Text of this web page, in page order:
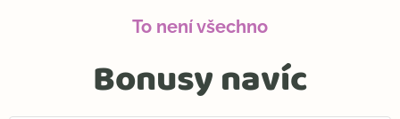
To není všechno
Bonusy navíc